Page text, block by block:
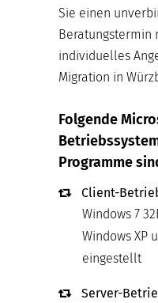
Sie einen
Beratungstermin
individuelles
Migration in
Folgende
Programme
Client-
Windows 7
Windows XP
eingestellt
Server-